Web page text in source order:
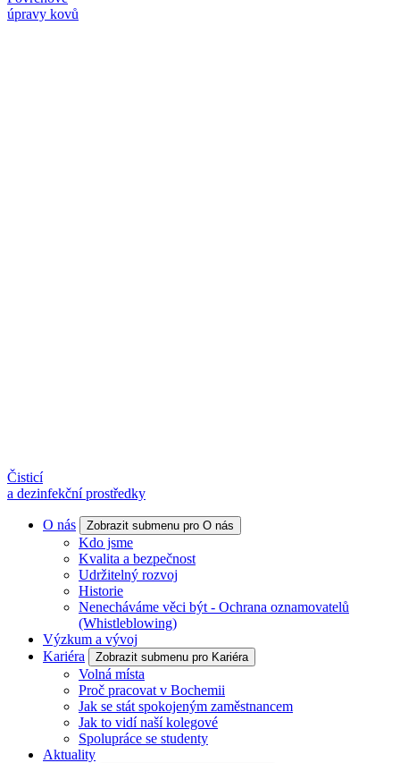
úpravy kovů
Čisticí
a dezinfekční prostředky
O nás Zobrazit submenu pro O nás
Kdo jsme
Kvalita a bezpečnost
Udržitelný rozvoj
Historie
Nenecháváme věci být - Ochrana oznamovatelů
(Whistleblowing)
Výzkum a vývoj
Kariéra
Zobrazit submenu pro Kariéra
Volná místa
Proč pracovat v Bochemii
Jak se stát spokojeným zaměstnancem
Jak to vidí naší kolegové
Spolupráce se studenty
Aktuality